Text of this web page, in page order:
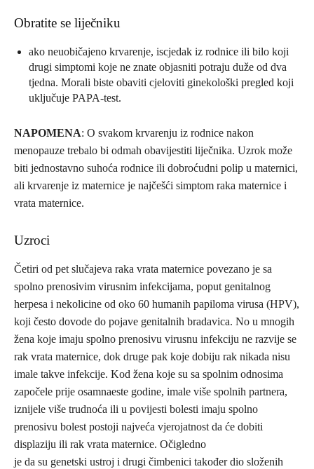
Obratite se liječniku
ako neuobičajeno krvarenje, iscjedak iz rodnice ili bilo koji
drugi simptomi koje ne znate objasniti potraju duže od dva
tjedna. Morali biste obaviti cjeloviti ginekološki pregled koji
uključuje PAPA-test.
NAPOMENA: O svakom krvarenju iz rodnice nakon
menopauze trebalo bi odmah obavijestiti liječnika. Uzrok može
biti jednostavno suhoća rodnice ili dobroćudni polip u maternici,
ali krvarenje iz maternice je najčešći simptom raka maternice i
vrata maternice.
Uzroci
Četiri od pet slučajeva raka vrata maternice povezano je sa
spolno prenosivim virusnim infekcijama, poput genitalnog
herpesa i nekolicine od oko 60 humanih papiloma virusa (HPV),
koji često dovode do pojave genitalnih bradavica. No u mnogih
žena koje imaju spolno prenosivu virusnu infekciju ne razvije se
rak vrata maternice, dok druge pak koje dobiju rak nikada nisu
imale takve infekcije. Kod žena koje su sa spolnim odnosima
započele prije osamnaeste godine, imale više spolnih partnera,
iznijele više trudnoća ili u povijesti bolesti imaju spolno
prenosivu bolest postoji najveća vjerojatnost da će dobiti
displaziju ili rak vrata maternice. Očigledno
je da su genetski ustroj i drugi čimbenici također dio složenih